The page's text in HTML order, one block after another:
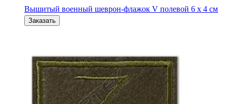
Вышитый военный шеврон-флажок Z полевой 6х4 см